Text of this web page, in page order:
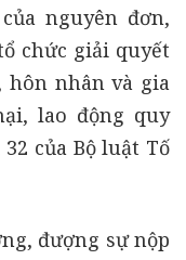
nguyên đơn,
chức giải quyết
hôn nhân và gia
lao động quy
của Bộ luật Tố
đượng sự nộp